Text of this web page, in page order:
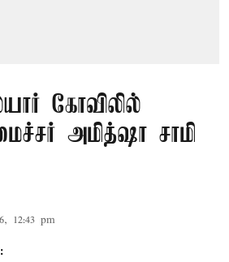
கோவிலில்
அமித்ஷா சாமி
12:43 pm